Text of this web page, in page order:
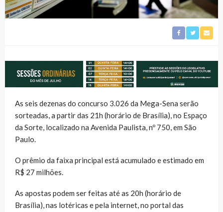
As seis dezenas do concurso 3.026 da Mega-Sena serão
sorteadas, a partir das 21h (horário de Brasília), no Espaço
da Sorte, localizado na Avenida Paulista, nº 750, em São
Paulo.
O prêmio da faixa principal está acumulado e estimado em
R$ 27 milhões.
As apostas podem ser feitas até as 20h (horário de
Brasília), nas lotéricas e pela internet, no portal das